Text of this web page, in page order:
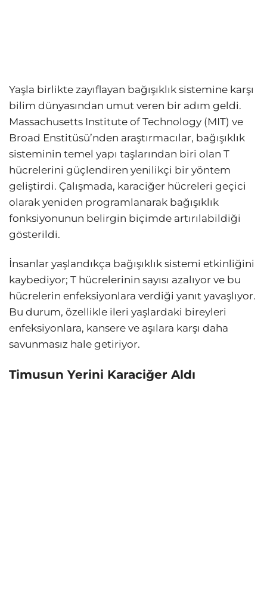
Yaşla birlikte zayıflayan bağışıklık sistemine karşı
bilim dünyasından umut veren bir adım geldi.
Massachusetts Institute of Technology (MIT) ve
Broad Enstitüsü’nden araştırmacılar, bağışıklık
sisteminin temel yapı taşlarından biri olan T
hücrelerini güçlendiren yenilikçi bir yöntem
geliştirdi. Çalışmada, karaciğer hücreleri geçici
olarak yeniden programlanarak bağışıklık
fonksiyonunun belirgin biçimde artırılabildiği
gösterildi.
İnsanlar yaşlandıkça bağışıklık sistemi etkinliğini
kaybediyor; T hücrelerinin sayısı azalıyor ve bu
hücrelerin enfeksiyonlara verdiği yanıt yavaşlıyor.
Bu durum, özellikle ileri yaşlardaki bireyleri
enfeksiyonlara, kansere ve aşılara karşı daha
savunmasız hale getiriyor.
Timusun Yerini Karaciğer Aldı